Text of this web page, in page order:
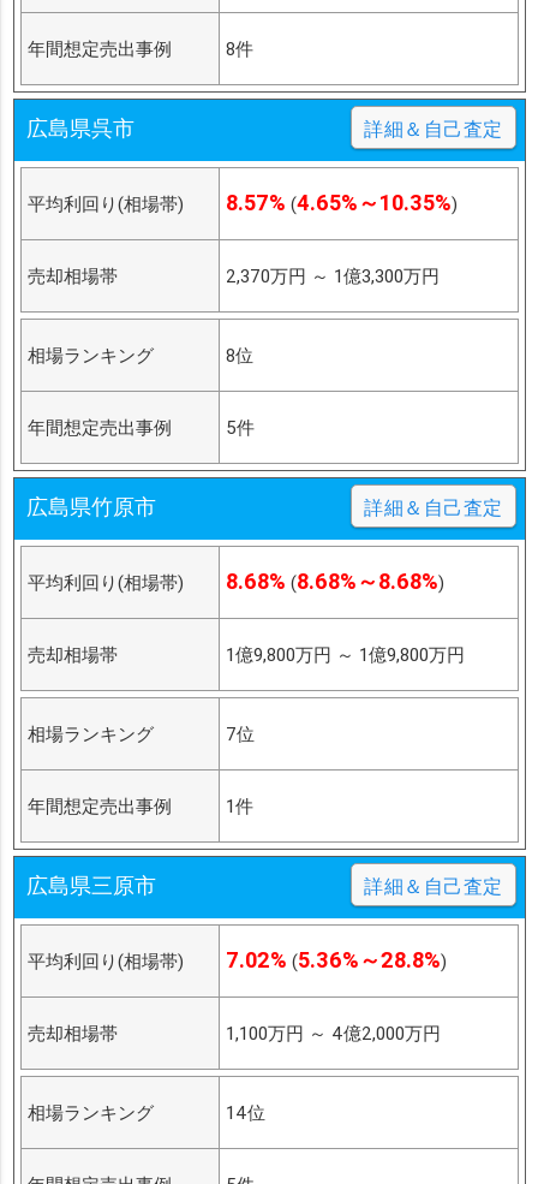
年間想定売出事例 8件
広島県呉市 詳細＆自己査定
平均利回り(相場帯) 8.57% (4.65%～10.35%)
売却相場帯 2,370万円 ～ 1億3,300万円
相場ランキング 8位
年間想定売出事例 5件
広島県竹原市 詳細＆自己査定
平均利回り(相場帯) 8.68% (8.68%～8.68%)
売却相場帯 1億9,800万円 ～ 1億9,800万円
相場ランキング 7位
年間想定売出事例 1件
広島県三原市 詳細＆自己査定
平均利回り(相場帯) 7.02% (5.36%～28.8%)
売却相場帯 1,100万円 ～ 4億2,000万円
相場ランキング 14位